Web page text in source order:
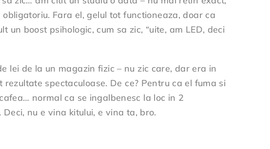
Fara el, gelul tot functioneaza, doar ca
boost psihologic, cum sa zic, “uite, am LED, deci
lei de la un magazin fizic – nu zic care, dar era in
spectaculoase. De ce? Pentru ca el fuma si
normal ca se ingalbenesc la loc in 2
nu e vina kitului, e vina ta, bro.